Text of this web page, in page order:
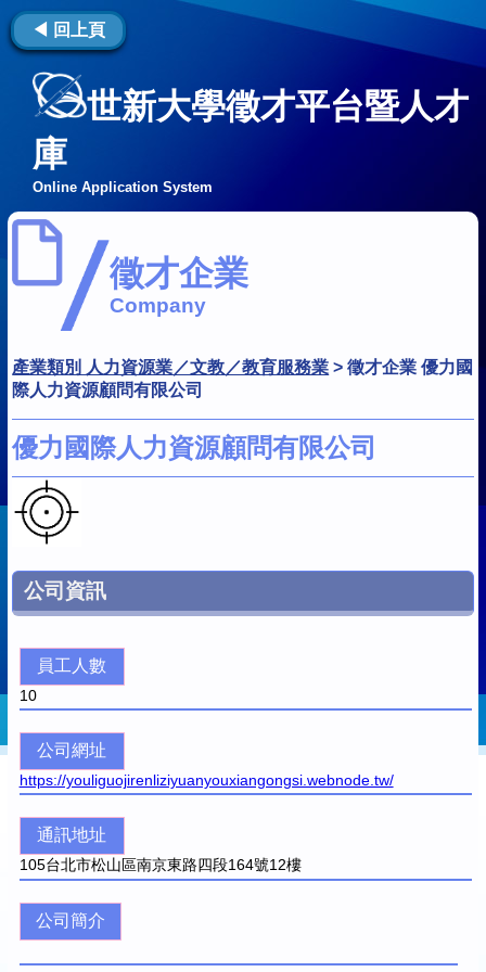
◀ 回上頁
世新大學徵才平台暨人才
庫
Online Application System
徵才企業
Company
產業類別 人力資源業／文教／教育服務業 >徵才企業 優力國
際人力資源顧問有限公司
優力國際人力資源顧問有限公司
公司資訊
員工人數
10
公司網址
https://youliguojirenliziyuanyouxiangongsi.webnode.tw/
通訊地址
105台北市松山區南京東路四段164號12樓
公司簡介